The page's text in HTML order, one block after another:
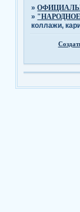
»
»
коллажи,